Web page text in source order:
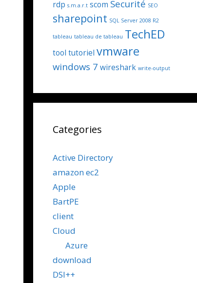
rdp s.m.a.r.t scom Securité SEO
sharepoint SQL Server 2008 R2
tableau tableau de tableau TechED
tool tutoriel vmware
windows 7 wireshark write-output
Categories
Active Directory
amazon ec2
Apple
BartPE
client
Cloud
Azure
download
DSI++